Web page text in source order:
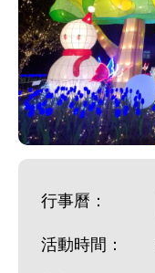
行事曆：
活動時間：